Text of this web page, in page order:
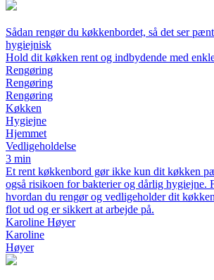
Sådan rengør du køkkenbordet, så det ser
hygiejnisk
Hold dit køkken rent og indbydende med
Rengøring
Rengøring
Rengøring
Køkken
Hygiejne
Hjemmet
Vedligeholdelse
3 min
Et rent køkkenbord gør ikke kun dit køkken
også risikoen for bakterier og dårlig hygiejne.
hvordan du rengør og vedligeholder dit
flot ud og er sikkert at arbejde på.
Karoline Høyer
Karoline
Høyer